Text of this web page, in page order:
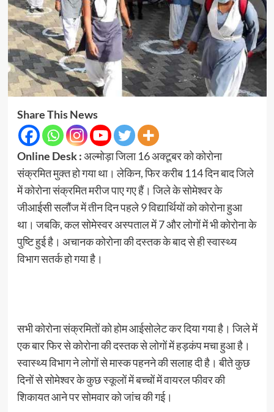
Share This News
Online Desk :अल्मोड़ा जिला 16 अक्टूबर को कोरोना
संक्रमित मुक्त हो गया था। लेकिन, फिर करीब 114 दिन बाद जिले
में कोरोना संक्रमित मरीज पाए गए हैं। जिले के सोमेश्वर के
जीआईसी सलौंज में तीन दिन पहले 9 विद्यार्थियों को कोरोना हुआ
था। जबकि, कल सोमेस्वर अस्पताल में 7 और लोगों में भी कोरोना के
पुष्टि हुई है। अचानक कोरोना की दस्तक के बाद से ही स्वास्थ्य
विभाग सतर्क हो गया है।
सभी कोरोना संक्रमितों को होम आईसोलेट कर दिया गया है। जिले में
एक बार फिर से कोरोना की दस्तक से लोगों में हड़कंप मचा हुआ है।
स्वास्थ्य विभाग ने लोगों से मास्क पहनने की सलाह दी है। बीते कुछ
दिनों से सोमेश्वर के कुछ स्कूलों में बच्चों में वायरल फीवर की
शिकायत आने पर सोमवार को जांच की गई।